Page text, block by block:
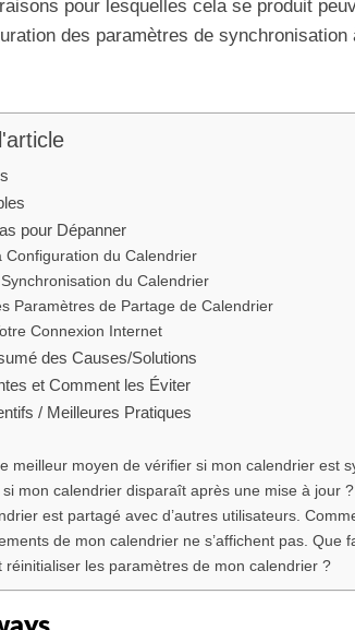
pour lesquelles cela se produit
des paramètres de synchronisation
pour Dépanner
Configuration du Calendrier
du Calendrier
Paramètres de Partage de Calendrier
Connexion Internet
des Causes/Solutions
et Comment les Éviter
/ Meilleures Pratiques
meilleur moyen de vérifier si mon calendrier est
mon calendrier disparaît après une mise à jour ?
est partagé avec d’autres utilisateurs.
de mon calendrier ne s’affichent pas. Que
réinitialiser les paramètres de mon calendrier ?